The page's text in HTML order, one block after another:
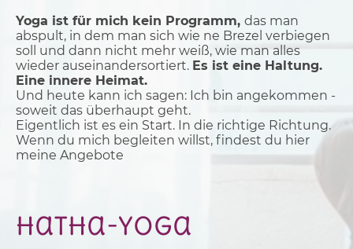
Yoga ist für mich kein Programm, das man
abspult, in dem man sich wie ne Brezel verbiegen
soll und dann nicht mehr weiß, wie man alles
wieder auseinandersortiert. Es ist eine Haltung.
Eine innere Heimat.
Und heute kann ich sagen: Ich bin angekommen -
soweit das überhaupt geht.
Eigentlich ist es ein Start. In die richtige Richtung.
Wenn du mich begleiten willst, findest du hier
meine Angebote
Hatha-Yoga